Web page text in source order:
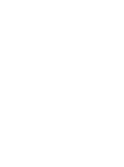
viên nước, khu trò
cao cấp, là nơi lý
bạn.
khỏe.
địa điểm lặn biển